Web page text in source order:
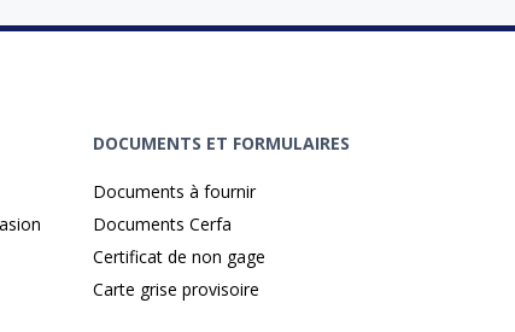
DOCUMENTS ET FORMULAIRES
Documents à fournir
Documents Cerfa
Certificat de non gage
Carte grise provisoire